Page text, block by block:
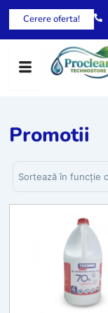
Skip
content
Cerere oferta!
Promotii
Sortează produsele